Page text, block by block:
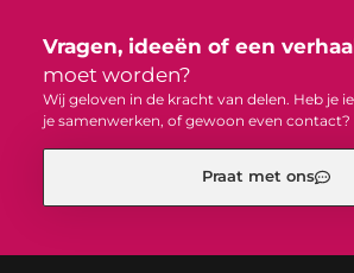
Vragen, ideeën of een
moet worden?
Wij geloven in de kracht van delen. Heb je
je samenwerken, of gewoon even contact?
Praat met ons